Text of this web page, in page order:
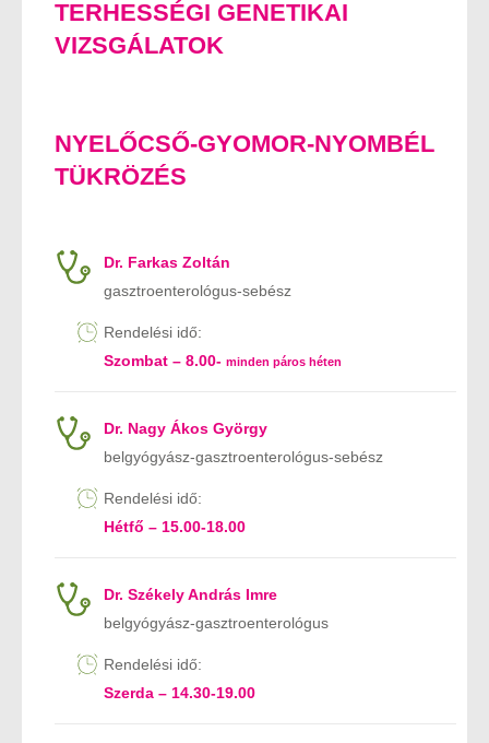
TERHESSÉGI GENETIKAI
VIZSGÁLATOK
NYELŐCSŐ-GYOMOR-NYOMBÉL
TÜKRÖZÉS
Dr. Farkas Zoltán
gasztroenterológus-sebész
Rendelési idő:
Szombat – 8.00- minden páros héten
Dr. Nagy Ákos György
belgyógyász-gasztroenterológus-sebész
Rendelési idő:
Hétfő – 15.00-18.00
Dr. Székely András Imre
belgyógyász-gasztroenterológus
Rendelési idő:
Szerda – 14.30-19.00